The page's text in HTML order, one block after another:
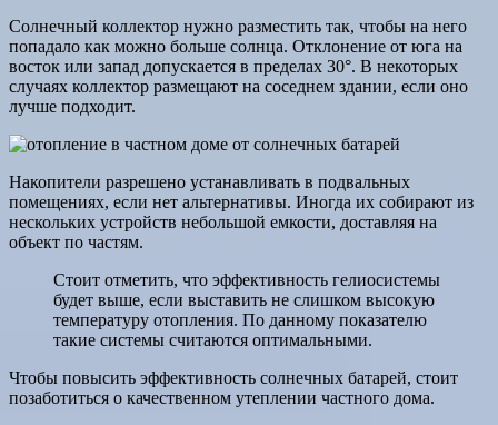
Солнечный коллектор нужно разместить так, чтобы на него
попадало как можно больше солнца. Отклонение от юга на
восток или запад допускается в пределах 30°. В некоторых
случаях коллектор размещают на соседнем здании, если оно
лучше подходит.
Накопители разрешено устанавливать в подвальных
помещениях, если нет альтернативы. Иногда их собирают из
нескольких устройств небольшой емкости, доставляя на
объект по частям.
Стоит отметить, что эффективность гелиосистемы
будет выше, если выставить не слишком высокую
температуру отопления. По данному показателю
такие системы считаются оптимальными.
Чтобы повысить эффективность солнечных батарей, стоит
позаботиться о качественном утеплении частного дома.